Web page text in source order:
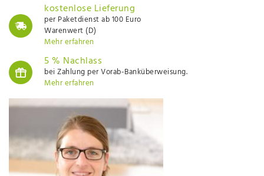
kostenlose Lieferung
per Paketdienst ab 100 Euro
Warenwert (D)
Mehr erfahren
5 % Nachlass
bei Zahlung per Vorab-Banküberweisung.
Mehr erfahren